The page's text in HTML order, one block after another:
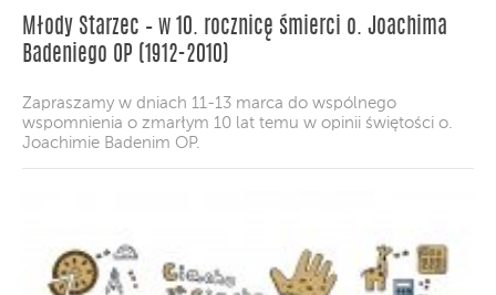
Młody Starzec – w 10. rocznicę śmierci o. Joachima
Badeniego OP (1912-2010)
Zapraszamy w dniach 11-13 marca do wspólnego
wspomnienia o zmarłym 10 lat temu w opinii świętości o.
Joachimie Badenim OP.